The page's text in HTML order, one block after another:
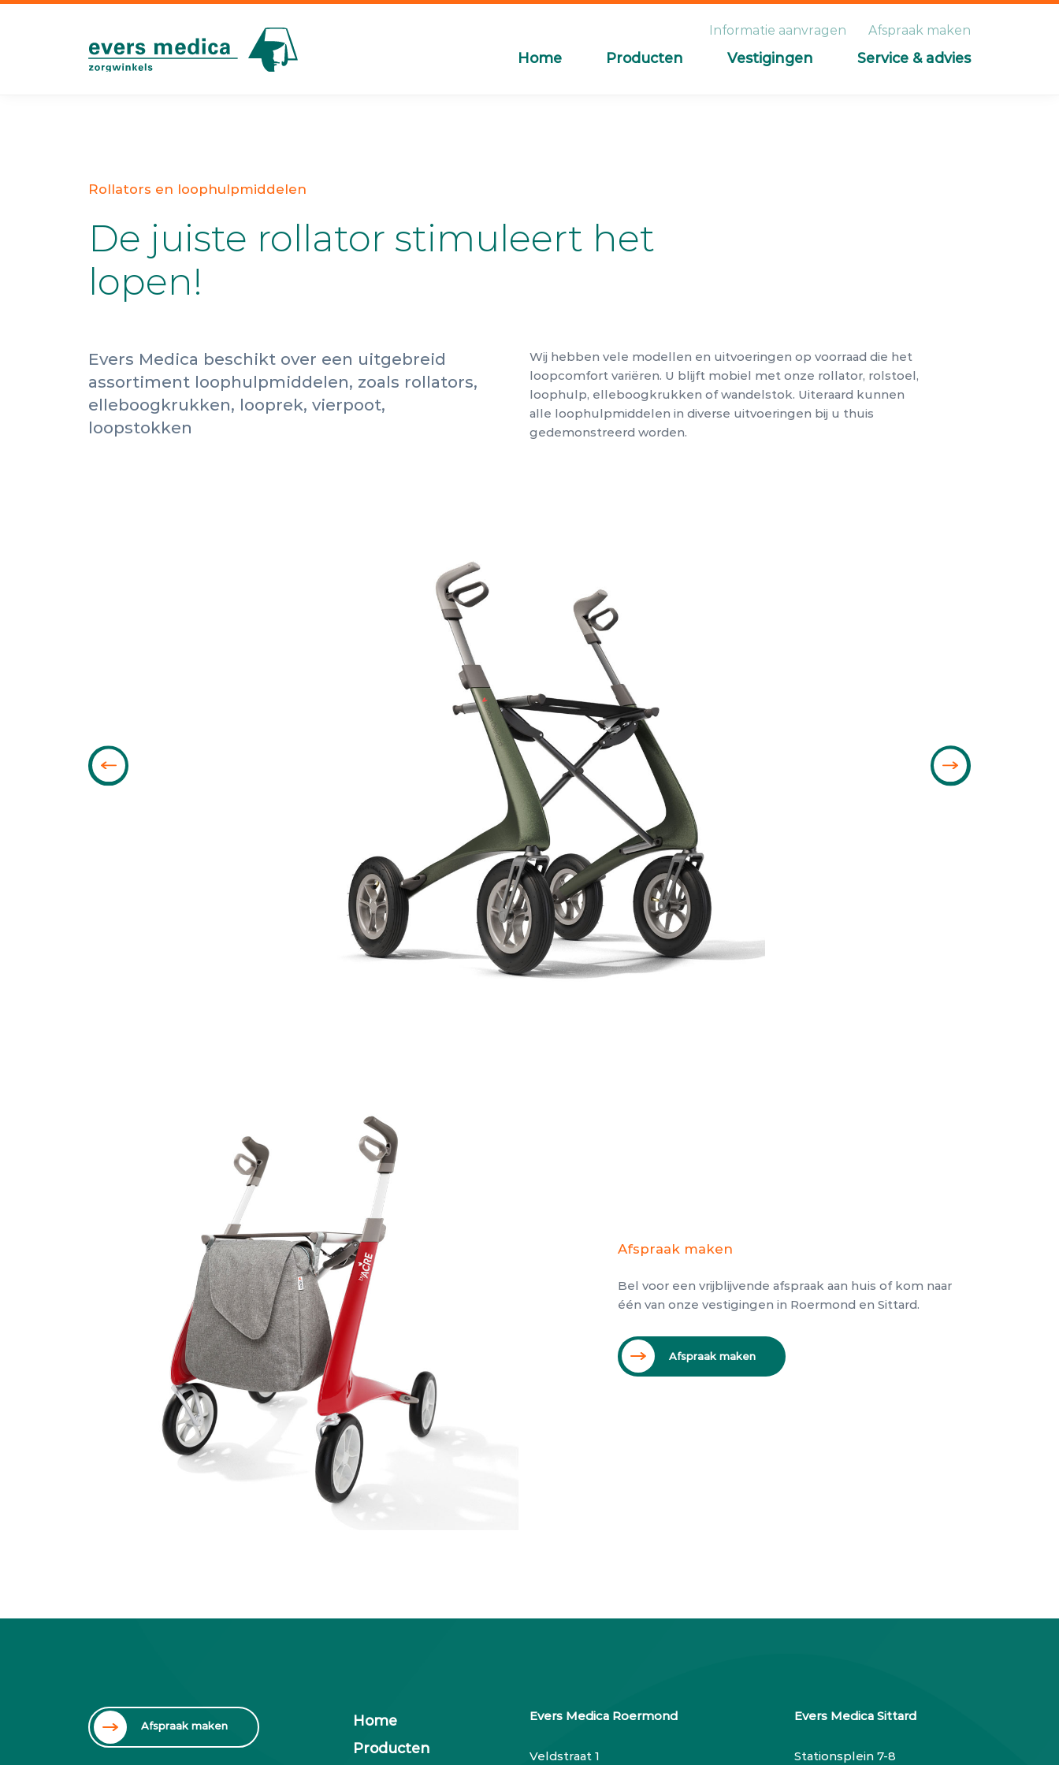
Home Producten Vestigingen Service & advies
Informatie aanvragen Afspraak maken
Rollators en loophulpmiddelen
De juiste rollator stimuleert het
lopen!
Evers Medica beschikt over een uitgebreid
assortiment loophulpmiddelen, zoals rollators,
elleboogkrukken, looprek, vierpoot,
loopstokken
Wij hebben vele modellen en uitvoeringen op voorraad die het
loopcomfort variëren. U blijft mobiel met onze rollator, rolstoel,
loophulp, elleboogkrukken of wandelstok. Uiteraard kunnen
alle loophulpmiddelen in diverse uitvoeringen bij u thuis
gedemonstreerd worden.
Afspraak maken
Bel voor een vrijblijvende afspraak aan huis of kom naar
één van onze vestigingen in Roermond en Sittard.
Afspraak maken
Afspraak maken
Home
Producten
Evers Medica Roermond
Veldstraat 1
Evers Medica Sittard
Stationsplein 7-8